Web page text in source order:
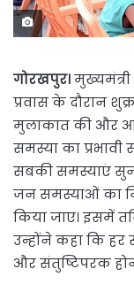
गोरखपुर।
प्रवास के दौरान
मुलाकात की और
समस्या का प्रभावी
सबकी समस्याएं
जन समस्याओं का
किया जाए। इसमें
उन्होंने कहा कि हर
और संतुष्टिपरक